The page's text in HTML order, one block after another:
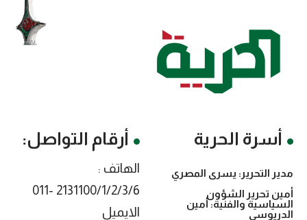
أسرة الحرية
مدير التحرير: يسرى المصري
أمين تحرير الشؤون
السياسية والفنية: أمين
الدريوسي
أرقام التواصل:
الهاتف :
2131100/1/2/3/6 -011
الايميل